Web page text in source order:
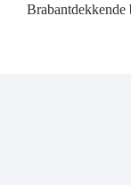
Brabantdekkende